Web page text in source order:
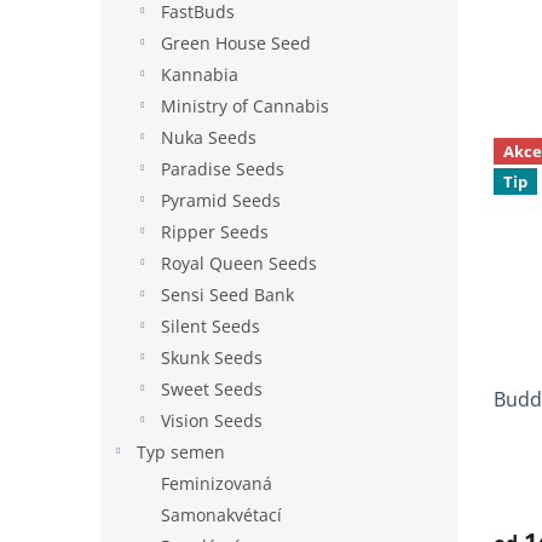
FastBuds
Green House Seed
Kannabia
Ministry of Cannabis
Nuka Seeds
Paradise Seeds
Pyramid Seeds
Ripper Seeds
Royal Queen Seeds
Sensi Seed Bank
Silent Seeds
Skunk Seeds
Sweet Seeds
Vision Seeds
Typ semen
Feminizovaná
Samonakvétací
Akce
Tip